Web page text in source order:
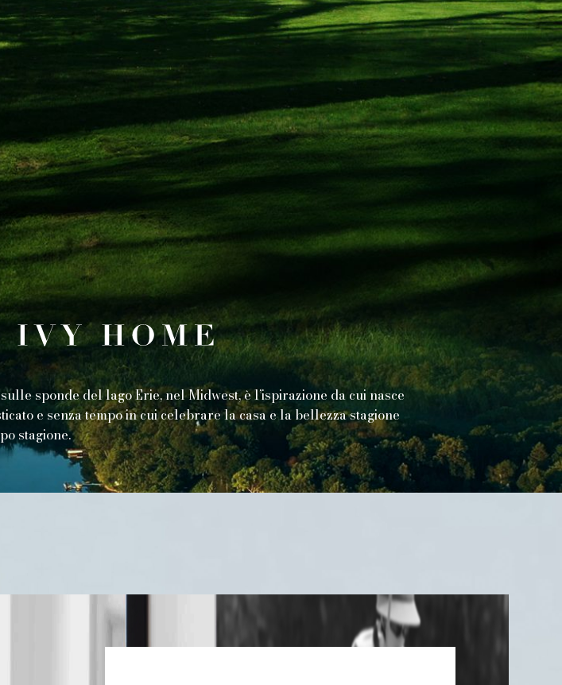
sponde del lago Erie, nel Midwest, è l’ispirazione da cui nasce
e senza tempo in cui celebrare la casa e la bellezza stagione
stagione.